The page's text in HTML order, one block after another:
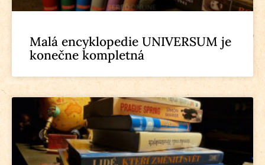
Malá encyklopedie UNIVERSUM je
konečne kompletná